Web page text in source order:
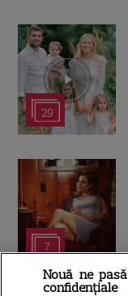
29
7
Nouă ne
confidențiale